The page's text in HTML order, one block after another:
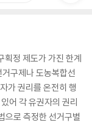
획정 제도가 가진 한계
구제나 도농복합선
가 권리를 온전히 행
어 각 유권자의 권리
으로 측정한 선거구별